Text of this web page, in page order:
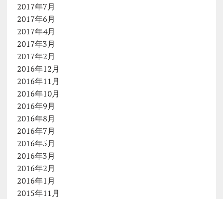
2017年7月
2017年6月
2017年4月
2017年3月
2017年2月
2016年12月
2016年11月
2016年10月
2016年9月
2016年8月
2016年7月
2016年5月
2016年3月
2016年2月
2016年1月
2015年11月